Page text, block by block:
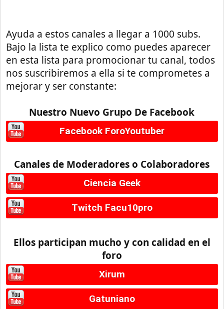
Ayuda a estos canales a llegar a 1000 subs.
Bajo la lista te explico como puedes aparecer
en esta lista para promocionar tu canal, todos
nos suscribiremos a ella si te comprometes a
mejorar y ser constante:
Nuestro Nuevo Grupo De Facebook
Facebook ForoYoutuber
Canales de Moderadores o Colaboradores
Ciencia Geek
Twitch Facu10pro
Ellos participan mucho y con calidad en el
foro
Xirum
Gatuniano